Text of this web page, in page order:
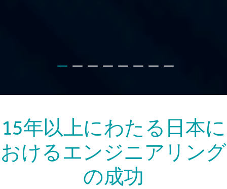
15年以上にわたる日本に
おけるエンジニアリング
の成功